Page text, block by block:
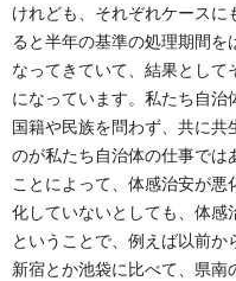
けれども、それぞれケース
ると半年の基準の処理期間を
なってきていて、結果として
になっています。私たち自治
国籍や民族を問わず、共に共
のが私たち自治体の仕事では
ことによって、体感治安が
化していないとしても、体感
ということで、例えば以前
新宿とか池袋に比べて、県